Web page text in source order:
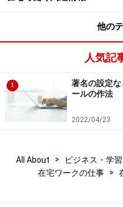
他の
人気記
1
著名の設定
ールの作法
2022/04/23
All About > ビジネス・学習
在宅ワークの仕事
>